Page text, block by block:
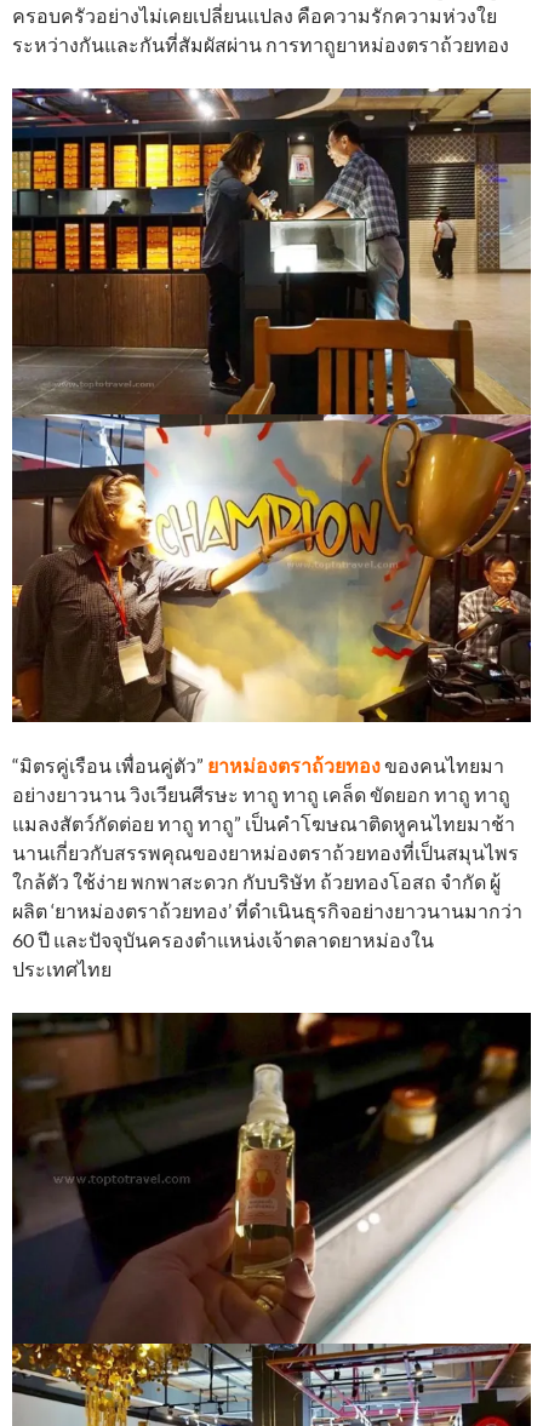
ครอบครัวอย่างไม่เคยเปลี่ยนแปลง คือความรักความห่วงใย
ระหว่างกันและกันที่สัมผัสผ่าน การทาถูยาหม่องตราถ้วยทอง
“มิตรคู่เรือน เพื่อนคู่ตัว” ยาหม่องตราถ้วยทองของคนไทยมา
อย่างยาวนาน วิงเวียนศีรษะ ทาถู ทาถู เคล็ด ขัดยอก ทาถู ทาถู
แมลงสัตว์กัดต่อย ทาถู ทาถู” เป็นคำโฆษณาติดหูคนไทยมาช้า
นานเกี่ยวกับสรรพคุณของยาหม่องตราถ้วยทองที่เป็นสมุนไพร
ใกล้ตัว ใช้ง่าย พกพาสะดวก กับบริษัท ถ้วยทองโอสถ จำกัด ผู้
ผลิต ‘ยาหม่องตราถ้วยทอง’ ที่ดำเนินธุรกิจอย่างยาวนานมากว่า
60 ปี และปัจจุบันครองตำแหน่งเจ้าตลาดยาหม่องใน
ประเทศไทย